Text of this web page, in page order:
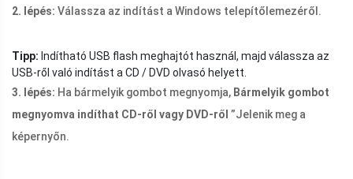
2. lépés: Válassza az indítást a Windows telepítőlemezéről.
Tipp: Indítható USB flash meghajtót használ, majd válassza az
USB-ről való indítást a CD / DVD olvasó helyett.
3. lépés: Ha bármelyik gombot megnyomja, Bármelyik gombot
megnyomva indíthat CD-ről vagy DVD-ről ”Jelenik meg a
képernyőn.